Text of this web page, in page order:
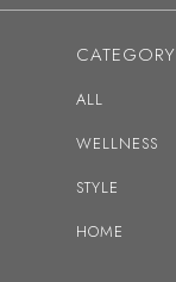
CATEGORY
ALL
WELLNESS
STYLE
HOME